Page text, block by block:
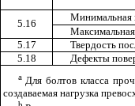
5.16
Минимальная
5.17
Твердость
5.18
Дефекты
аДля болтов класса
создаваемая нагрузка